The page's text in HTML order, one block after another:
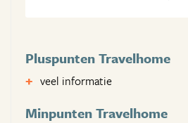
Pluspunten Travelhome
veel informatie
Minpunten Travelhome